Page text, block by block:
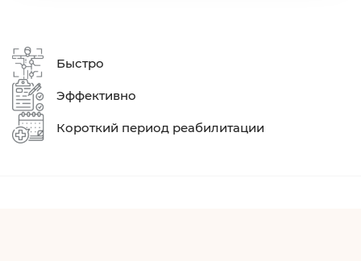
Быстро
Эффективно
Короткий период реабилитации